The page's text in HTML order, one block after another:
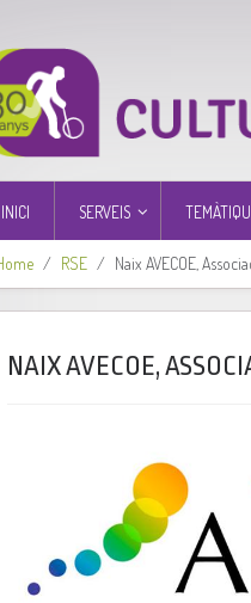
INICI SERVEIS
RSE Naix AVECOE,
NAIX AVECOE,